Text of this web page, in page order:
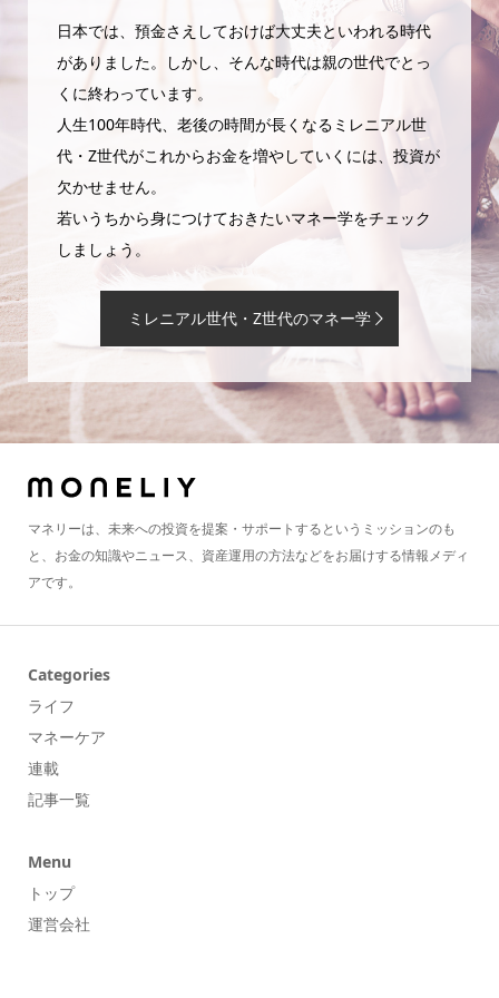
日本では、預金さえしておけば大丈夫といわれる時代
がありました。しかし、そんな時代は親の世代でとっ
くに終わっています。
人生100年時代、老後の時間が長くなるミレニアル世
代・Z世代がこれからお金を増やしていくには、投資が
欠かせません。
若いうちから身につけておきたいマネー学をチェック
しましょう。
ミレニアル世代・Z世代のマネー学
マネリーは、未来への投資を提案・サポートするというミッションのも
と、お金の知識やニュース、資産運用の方法などをお届けする情報メディ
アです。
Categories
ライフ
マネーケア
連載
記事一覧
Menu
トップ
運営会社